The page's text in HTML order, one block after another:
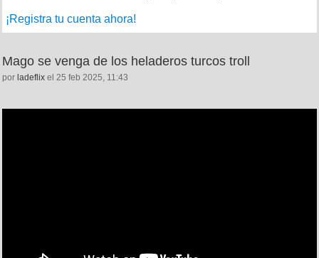
¡Registra tu cuenta ahora!
Mago se venga de los heladeros turcos troll
por ladeflix el 25 feb 2025, 11:43